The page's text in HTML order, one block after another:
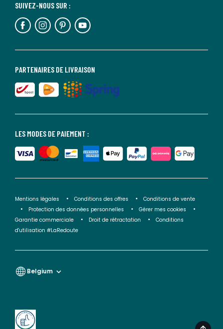
LES MODES DE PAIEMENT :
PARTENAIRES DE LIVRAISON
SUIVEZ-NOUS SUR :
Mentions légales Conditions des offres
Conditions de vente
Protection des données personnelles
Gérer mes cookies
Garantie commerciale
Droit de rétractation
Conditions
d'utilisation #LaRedoute
Belgium